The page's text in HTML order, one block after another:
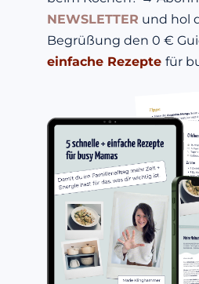
NEWSLETTER und hol
Begrüßung den 0 €
einfache Rezepte für